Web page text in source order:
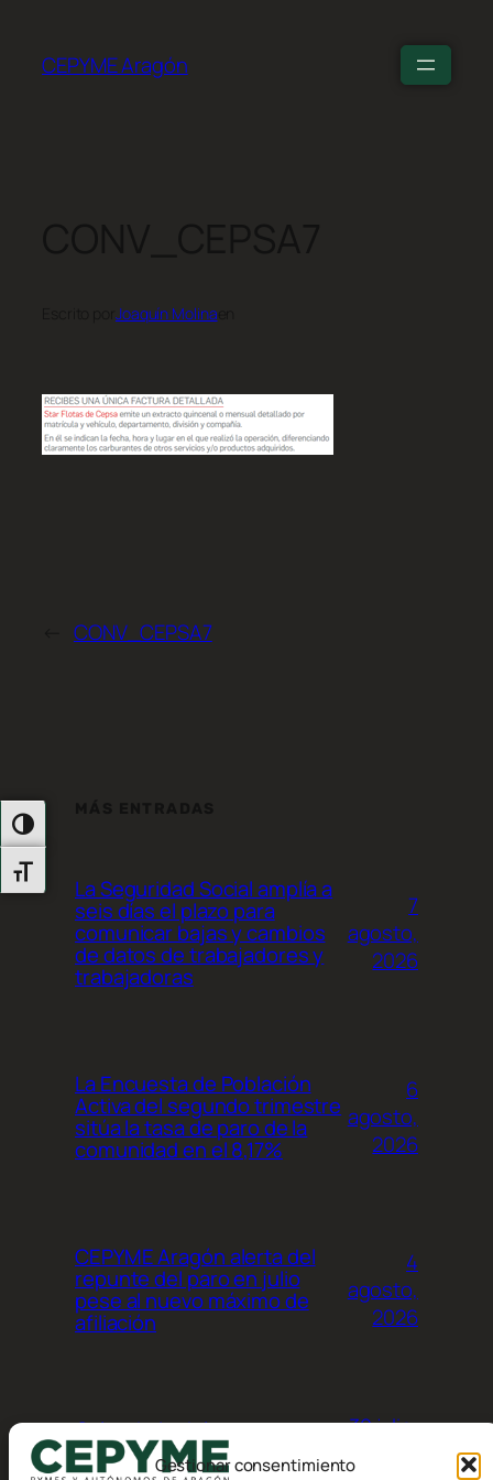
Gestionar consentimiento
Alternar Alto Contraste
Alternar Tamaño De Letra
CEPYME Aragón
Joaquín Molina
CONV_CEPSA7
La Seguridad Social amplía a
seis días el plazo para
comunicar bajas y cambios
de datos de trabajadores y
trabajadoras
7
agosto,
2026
La Encuesta de Población
Activa del segundo trimestre
sitúa la tasa de paro de la
comunidad en el 8,17%
6
agosto,
2026
CEPYME Aragón alerta del
repunte del paro en julio
pese al nuevo máximo de
afiliación
4
agosto,
2026
Calendario del
contribuyente, Agosto 2026
30 julio,